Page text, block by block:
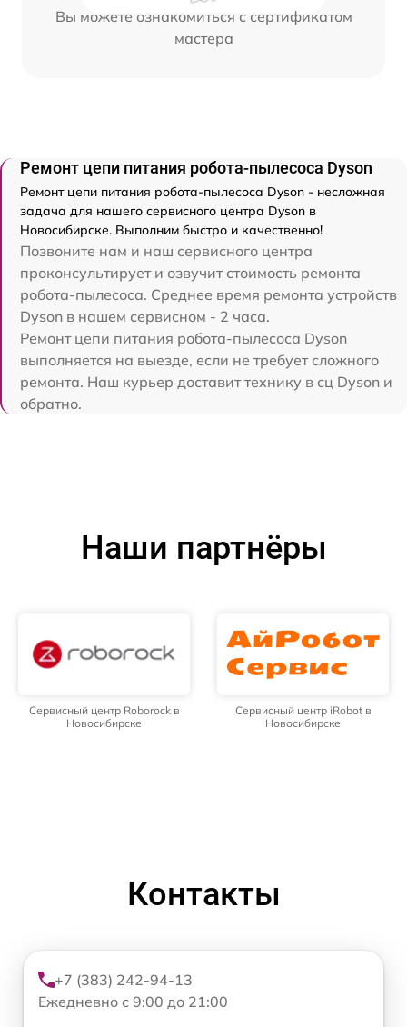
Вы можете ознакомиться с сертификатом
мастера
Ремонт цепи питания робота-пылесоса Dyson
Ремонт цепи питания робота-пылесоса Dyson - несложная
задача для нашего сервисного центра Dyson в
Новосибирске. Выполним быстро и качественно!
Позвоните нам и наш сервисного центра
проконсультирует и озвучит стоимость ремонта
робота-пылесоса. Среднее время ремонта устройств
Dyson в нашем сервисном - 2 часа.
Ремонт цепи питания робота-пылесоса Dyson
выполняется на выезде, если не требует сложного
ремонта. Наш курьер доставит технику в сц Dyson и
обратно.
Наши партнёры
Сервисный центр Roborock в
Новосибирске
Сервисный центр iRobot в
Новосибирске
Контакты
+7 (383) 242-94-13
Ежедневно с 9:00 до 21:00